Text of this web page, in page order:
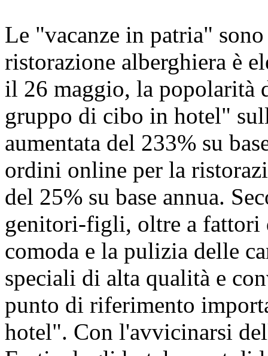
Le "vacanze in patria"
ristorazione alberghiera è
il 26 maggio, la popolarità
gruppo di cibo in hotel"
aumentata del 233% su
ordini online per la
del 25% su base annua.
genitori-figli, oltre a fattori
comoda e la pulizia delle
speciali di alta qualità e
punto di riferimento
hotel". Con l'avvicinarsi